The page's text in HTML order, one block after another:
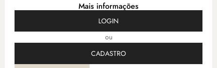
Mais informações
LOGIN
ou
CADASTRO